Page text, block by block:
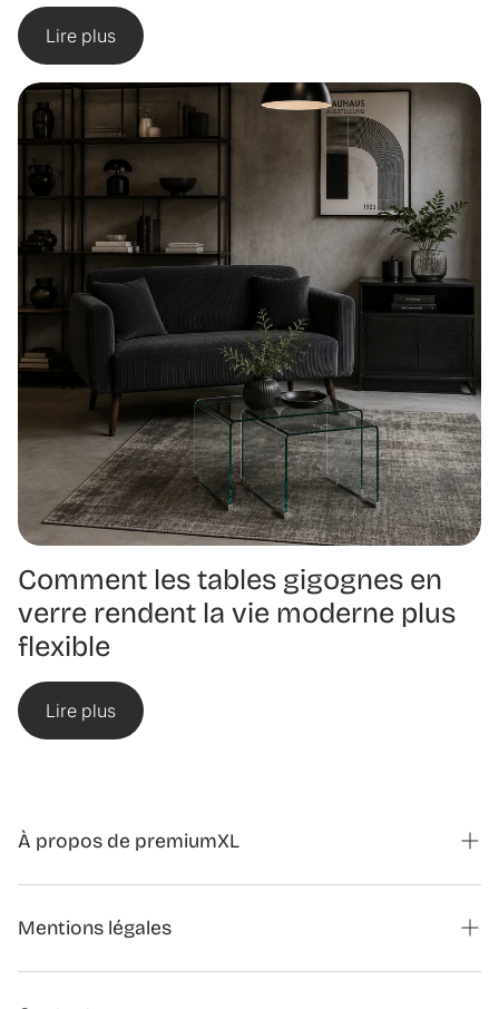
Lire plus
Comment les tables gigognes en
verre rendent la vie moderne plus
flexible
Lire plus
À propos de premiumXL
Formulaire de contact partenariats
Mentions légales